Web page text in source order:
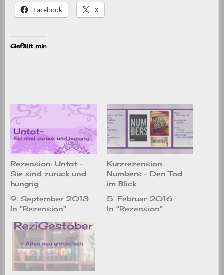
Facebook X
Gefällt mir:
Rezension: Untot –
Sie sind zurück und
hungrig
9. September 2013
In "Rezension"
Kurzrezension:
Numbers – Den Tod
im Blick
5. Februar 2016
In "Rezension"